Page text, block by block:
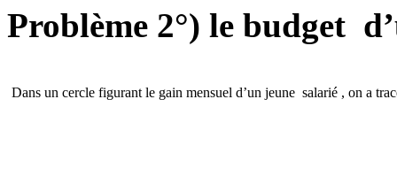
Problème 2°) le budget
Dans un cercle figurant le gain mensuel d’un jeune salarié , on a